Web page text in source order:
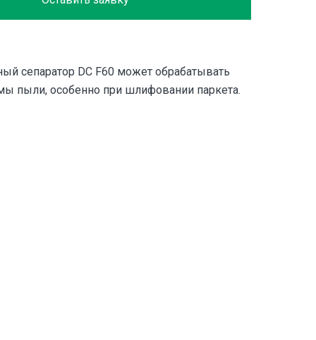
сепаратор DC F60 может обрабатывать
пыли, особенно при шлифовании паркета.